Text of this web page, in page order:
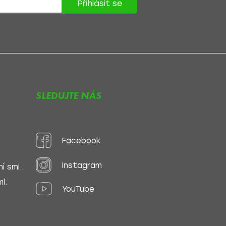
Přihlásit se
sml.
SLEDUJTE NÁS
Facebook
Instagram
YouTube